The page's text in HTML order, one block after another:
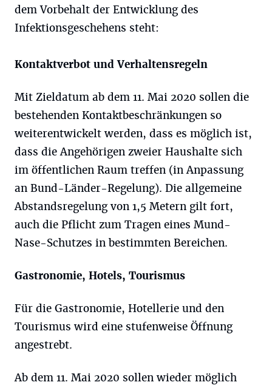
dem Vorbehalt der Entwicklung des
Infektionsgeschehens steht:
Kontaktverbot und Verhaltensregeln
Mit Zieldatum ab dem 11. Mai 2020 sollen die
bestehenden Kontaktbeschränkungen so
weiterentwickelt werden, dass es möglich ist,
dass die Angehörigen zweier Haushalte sich
im öffentlichen Raum treffen (in Anpassung
an Bund-Länder-Regelung). Die allgemeine
Abstandsregelung von 1,5 Metern gilt fort,
auch die Pflicht zum Tragen eines Mund-
Nase-Schutzes in bestimmten Bereichen.
Gastronomie, Hotels, Tourismus
Für die Gastronomie, Hotellerie und den
Tourismus wird eine stufenweise Öffnung
angestrebt.
Ab dem 11. Mai 2020 sollen wieder möglich